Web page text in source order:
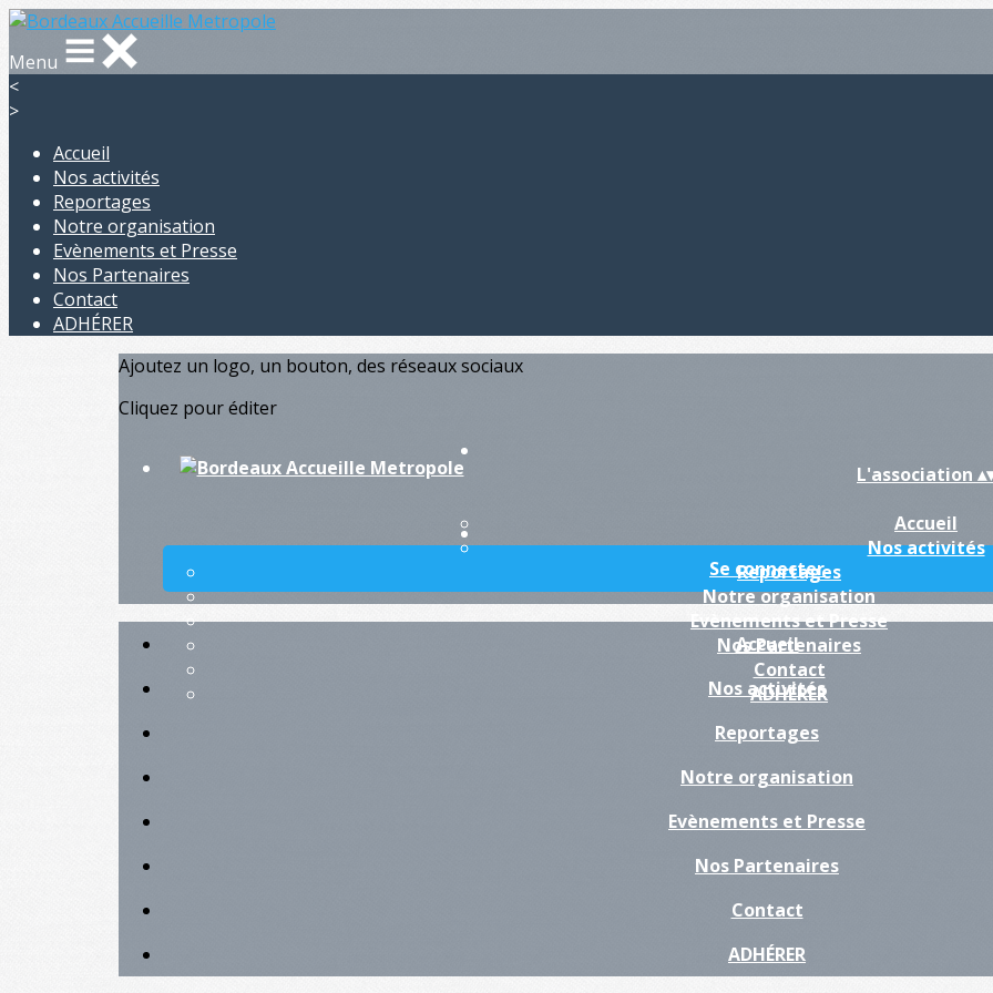
Menu
<
>
Accueil
Nos activités
Reportages
Notre organisation
Evènements et Presse
Nos Partenaires
Contact
ADHÉRER
Ajoutez un logo, un bouton, des réseaux sociaux
Cliquez pour éditer
L'association ▴
Accueil
Nos activités
Reportages
Notre organisation
Evènements et Presse
Nos Partenaires
Contact
ADHÉRER
Se connecter
Accueil
Nos activités
Reportages
Notre organisation
Evènements et Presse
Nos Partenaires
Contact
ADHÉRER